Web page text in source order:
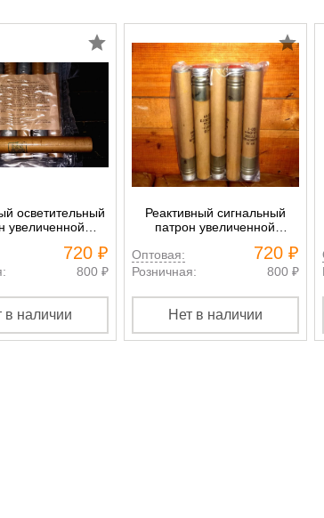
осветительный
увеличенной
720 ₽
800 ₽
в наличии
Реактивный сигнальный
патрон увеличенной
ракета (красный)
Оптовая: 720 ₽
Розничная: 800 ₽
Нет в наличии